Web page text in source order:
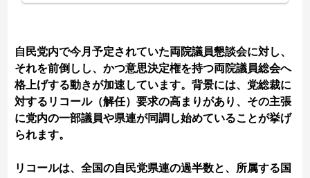
自民党内で今月予定されていた両院議員懇談会に対し、
それを前倒しし、かつ意思決定権を持つ両院議員総会へ
格上げする動きが加速しています。背景には、党総裁に
対するリコール（解任）要求の高まりがあり、その主張
に党内の一部議員や県連が同調し始めていることが挙げ
られます。
リコールは、全国の自民党県連の過半数と、所属する国